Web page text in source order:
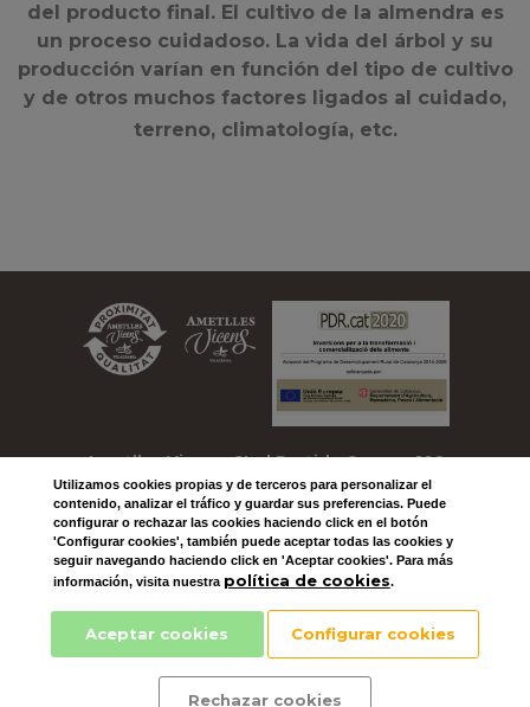
del producto final. El cultivo de la almendra es
un proceso cuidadoso. La vida del árbol y su
producción varían en función del tipo de cultivo
y de otros muchos factores ligados al cuidado,
terreno, climatología, etc.
Ametlles Vicens, SL
| Partida Comas, 109
| 25330 VILAGRASSA
Telefono: +34 973 501 604
| Email:ametlles@vicens.com
Utilizamos cookiespropias y de terceros para personalizar el
contenido, analizar el tráfico y guardar sus preferencias. Puede
configurar o rechazar las cookies haciendo click en el botón
'Configurar cookies', también puede aceptar todas las cookies y
seguir navegando haciendo click en 'Aceptar cookies'. Para más
información, visita nuestra política de cookies.
Aceptar cookies Configurar cookies
Rechazar cookies